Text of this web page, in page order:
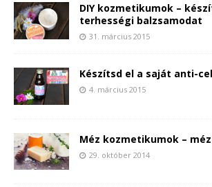
DIY kozmetikumok –
terhességi balzsamodat
31. március 2015
Készítsd el a saját anti-
4. március 2015
Méz kozmetikumok –
29. október 2014